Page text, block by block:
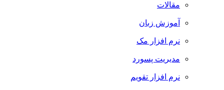
مقالات
آموزش زبان
نرم افزار مک
مدیریت پسورد
نرم افزار تقویم